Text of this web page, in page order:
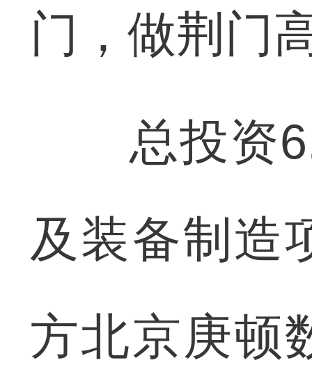
门，做荆门
总投资6.5
及装备制造
方北京庚顿